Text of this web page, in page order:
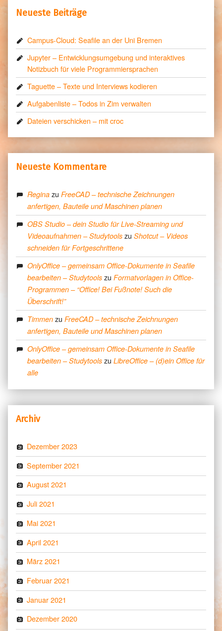
Neueste Beiträge
Campus-Cloud: Seafile an der Uni Bremen
Jupyter – Entwicklungsumgebung und interaktives
Notizbuch für viele Programmiersprachen
Taguette – Texte und Interviews kodieren
Aufgabenliste – Todos in Zim verwalten
Dateien verschicken – mit croc
Neueste Kommentare
Regina zuFreeCAD – technische Zeichnungen
anfertigen, Bauteile und Maschinen planen
OBS Studio – dein Studio für Live-Streaming und
Videoaufnahmen – Studytools zuShotcut – Videos
schneiden für Fortgeschrittene
OnlyOffice – gemeinsam Office-Dokumente in Seafile
bearbeiten – Studytools zuFormatvorlagen in Office-
Programmen – “Office! Bei Fußnote! Such die
Überschrift!”
Timmen zuFreeCAD – technische Zeichnungen
anfertigen, Bauteile und Maschinen planen
OnlyOffice – gemeinsam Office-Dokumente in Seafile
bearbeiten – Studytools zuLibreOffice – (d)ein Office für
alle
Archiv
Dezember 2023
September 2021
August 2021
Juli 2021
Mai 2021
April 2021
März 2021
Februar 2021
Januar 2021
Dezember 2020